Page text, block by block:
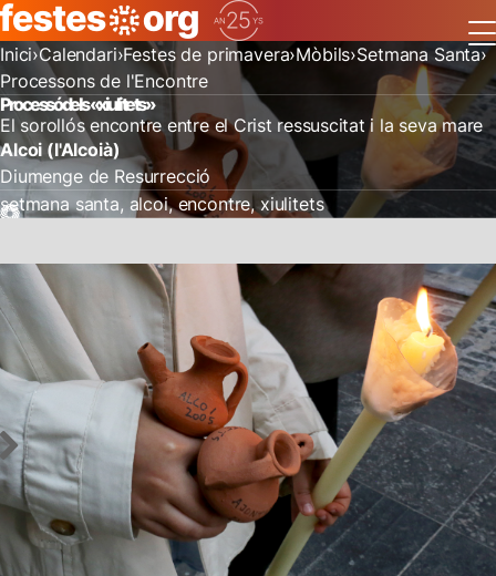
Inici Calendari Festes de primavera Mòbils Setmana Santa
Processons de l'Encontre
Processó dels «xiulitets»
El sorollós encontre entre el Crist ressuscitat i la seva mare
Alcoi (l'Alcoià)
Diumenge de Resurrecció
setmana santa alcoi encontre xiulitets